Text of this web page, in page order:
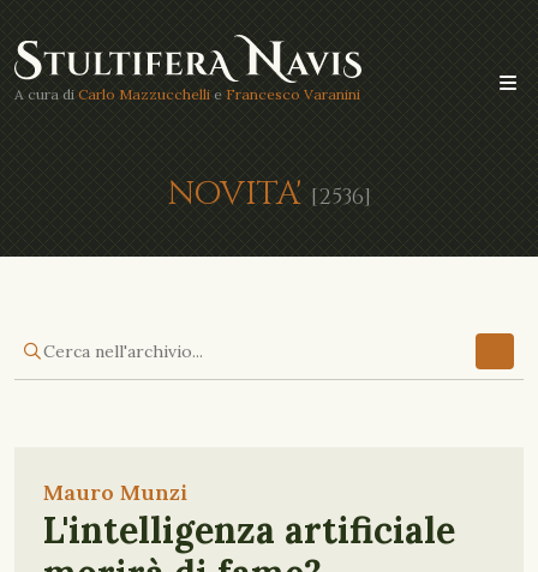
A cura di Carlo Mazzucchelli e Francesco Varanini
NOVITA' [2536]
Mauro Munzi
L'intelligenza artificiale